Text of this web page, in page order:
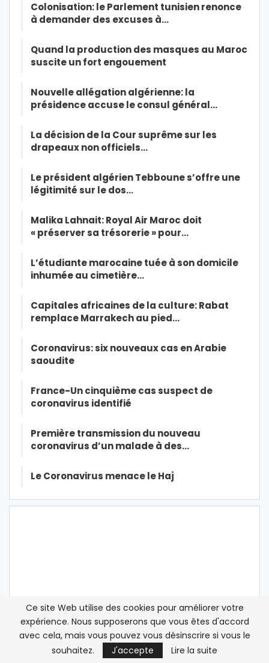
Colonisation: le Parlement tunisien renonce
à demander des excuses à…
Quand la production des masques au Maroc
suscite un fort engouement
Nouvelle allégation algérienne: la
présidence accuse le consul général…
La décision de la Cour suprême sur les
drapeaux non officiels…
Le président algérien Tebboune s’offre une
légitimité sur le dos…
Malika Lahnait: Royal Air Maroc doit
« préserver sa trésorerie » pour…
L’étudiante marocaine tuée à son domicile
inhumée au cimetière…
Capitales africaines de la culture: Rabat
remplace Marrakech au pied…
Coronavirus: six nouveaux cas en Arabie
saoudite
France-Un cinquième cas suspect de
coronavirus identifié
Première transmission du nouveau
coronavirus d’un malade à des…
Le Coronavirus menace le Haj
Ce site Web utilise des cookies pour améliorer votre
expérience. Nous supposerons que vous êtes d'accord
avec cela, mais vous pouvez vous désinscrire si vous le
souhaitez.
J'accepte Lire la suite